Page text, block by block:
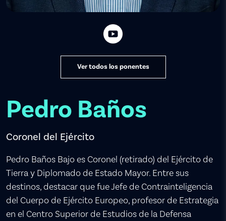
Ver todos los ponentes
Pedro Baños
Coronel del Ejército
Pedro Baños Bajo es Coronel (retirado) del Ejército de
Tierra y Diplomado de Estado Mayor. Entre sus
destinos, destacar que fue Jefe de Contrainteligencia
del Cuerpo de Ejército Europeo, profesor de Estrategia
en el Centro Superior de Estudios de la Defensa